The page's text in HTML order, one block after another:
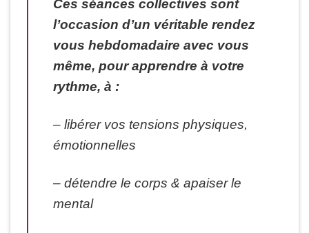
Ces séances collectives sont
l’occasion d’un véritable rendez
vous hebdomadaire avec vous
même, pour apprendre à votre
rythme, à :
– libérer vos tensions physiques,
émotionnelles
– détendre le corps & apaiser le
mental